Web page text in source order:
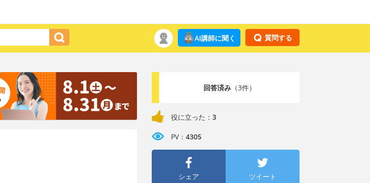
質問する
AI講師に聞く
回答済み（3件）
役に立った： 3
PV： 4305
シェア ツイート